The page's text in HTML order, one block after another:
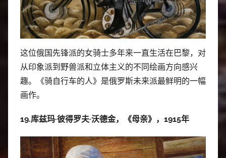
这位俄国先锋派的女骑士多年来一直生活在巴黎，对
从印象派到野兽派和立体主义的不同绘画方向感兴
趣。《骑自行车的人》是俄罗斯未来派最鲜明的一幅
画作。
19.库兹玛·彼得罗夫·沃德金，《母亲》，1915年